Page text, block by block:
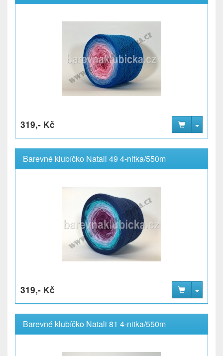
319,- Kč
Barevné klubíčko Natali 49 4-nitka/550m
319,- Kč
Barevné klubíčko Natali 81 4-nitka/550m